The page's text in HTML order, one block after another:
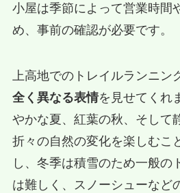
小屋は季節によって営業時間
め、事前の確認が必要です。
上高地でのトレイルランニン
全く異なる表情を見せてくれ
やかな夏、紅葉の秋、そして
折々の自然の変化を楽しむこ
し、冬季は積雪のため一般の
は難しく、スノーシューなど